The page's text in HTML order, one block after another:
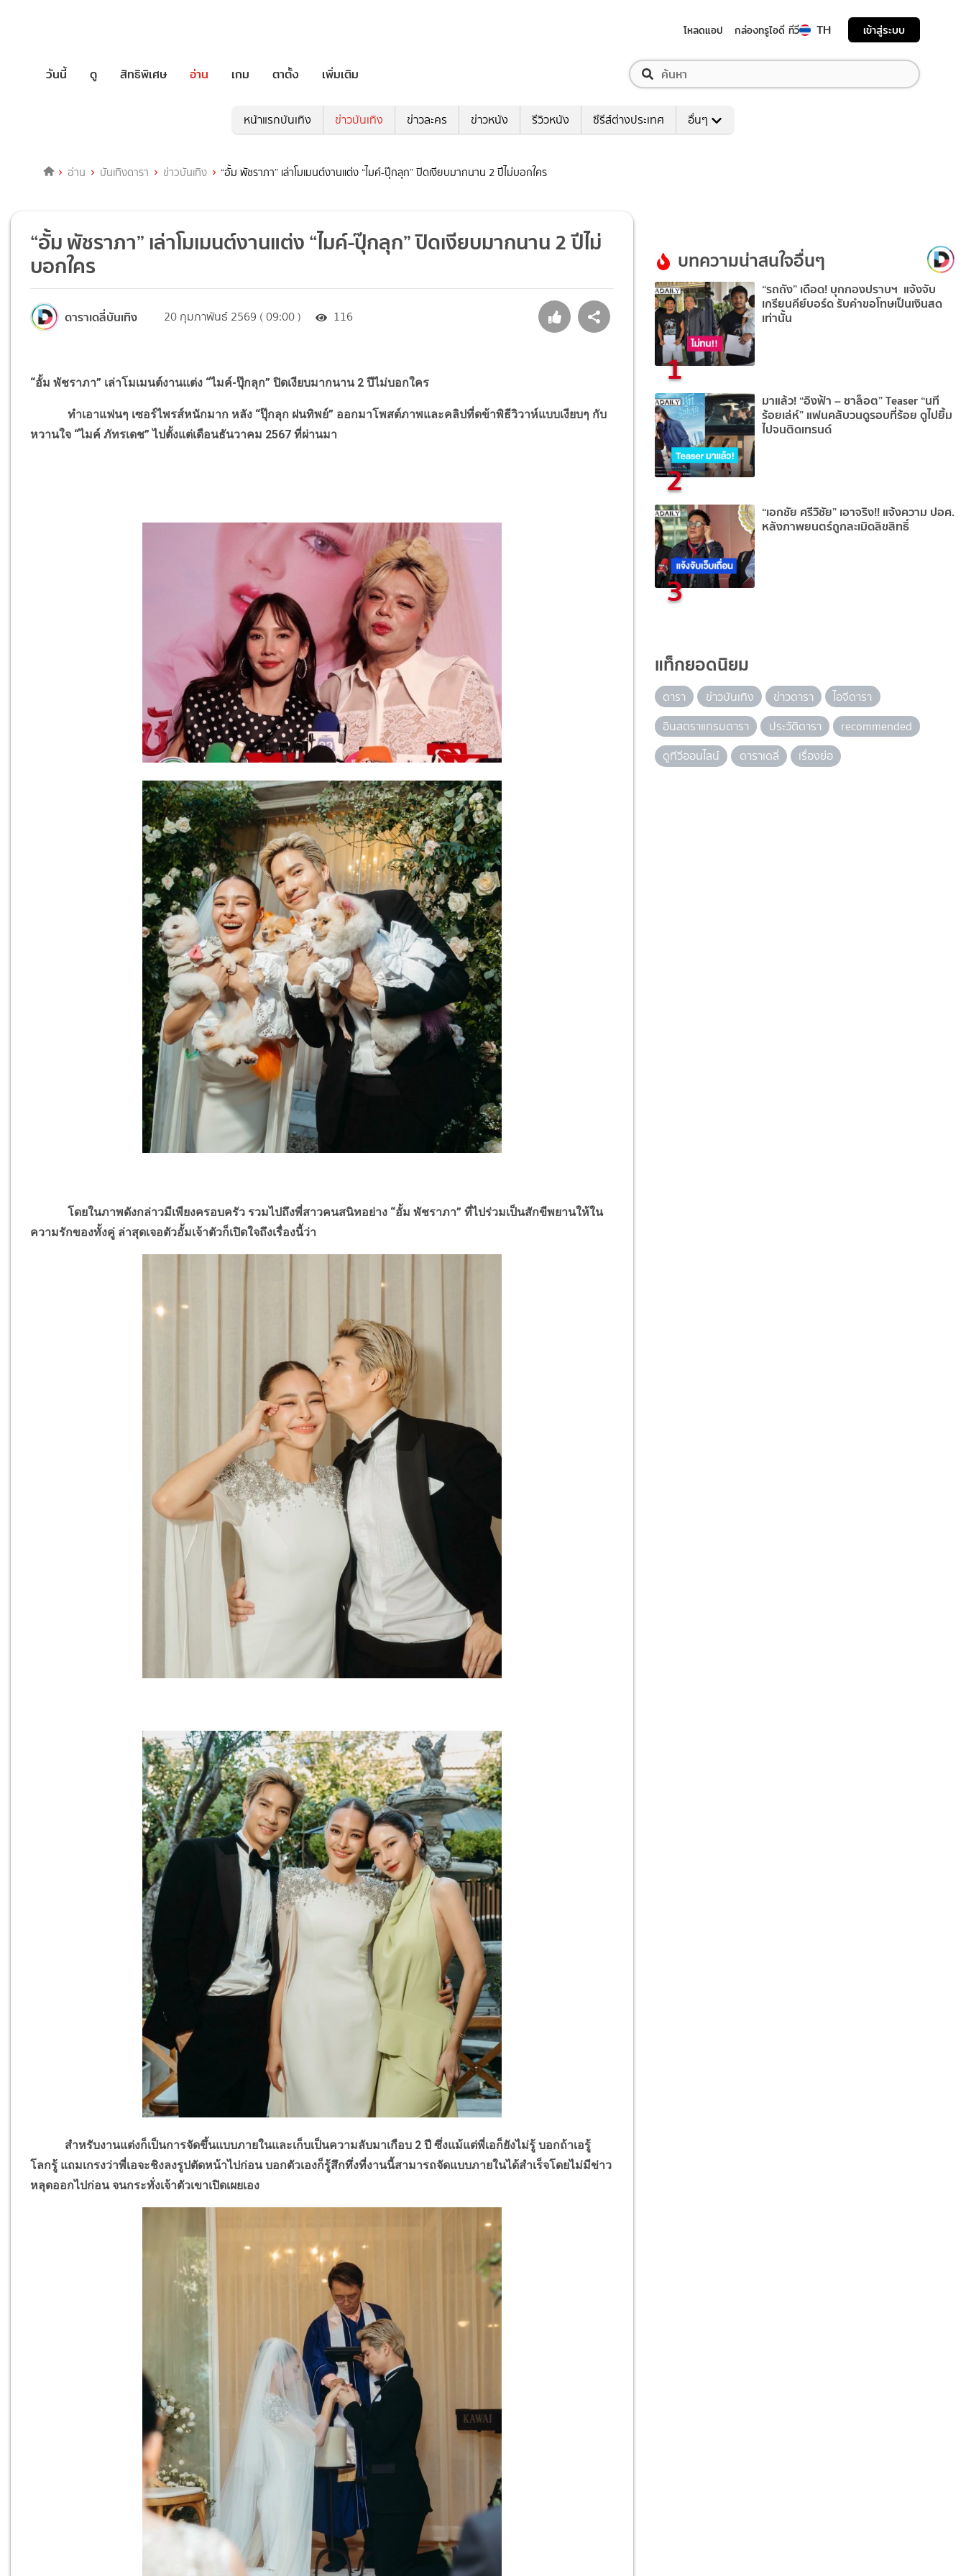
โหลดแอป กล่องทรูไอดี ทีวี TH เข้าสู่ระบบ
วันนี้ ดู สิทธิพิเศษ อ่าน เกม ตาตั้ง เพิ่มเติม
หน้าแรกบันเทิง ข่าวบันเทิง ข่าวละคร ข่าวหนัง รีวิวหนัง ซีรีส์ต่างประเทศ อื่นๆ
อ่าน บันเทิงดารา ข่าวบันเทิง “อั้ม พัชราภา” เล่าโมเมนต์งานแต่ง “ไมค์-ปุ๊กลุก” ปิดเงียบมากนาน 2 ปีไม่บอกใคร
“อั้ม พัชราภา” เล่าโมเมนต์งานแต่ง “ไมค์-ปุ๊กลุก” ปิดเงียบมากนาน 2 ปีไม่
บอกใคร
ดาราเดลี่บันเทิง 20 กุมภาพันธ์ 2569 ( 09:00 ) 116
“อั้ม พัชราภา” เล่าโมเมนต์งานแต่ง “ไมค์-ปุ๊กลุก” ปิดเงียบมากนาน 2 ปีไม่บอกใคร
ทำเอาแฟนๆ เซอร์ไพรส์หนักมาก หลัง “ปุ๊กลุก ฝนทิพย์” ออกมาโพสต์ภาพและคลิปที่ดข้าพิธีวิวาห์แบบเงียบๆ กับ
หวานใจ “ไมค์ ภัทรเดช” ไปตั้งแต่เดือนธันวาคม 2567 ที่ผ่านมา
โดยในภาพดังกล่าวมีเพียงครอบครัว รวมไปถึงพี่สาวคนสนิทอย่าง “อั้ม พัชราภา” ที่ไปร่วมเป็นสักขีพยานให้ใน
ความรักของทั้งคู่ ล่าสุดเจอตัวอั้มเจ้าตัวก็เปิดใจถึงเรื่องนี้ว่า
สำหรับงานแต่งก็เป็นการจัดขึ้นแบบภายในและเก็บเป็นความลับมาเกือบ 2 ปี ซึ่งแม้แต่พี่เอก็ยังไม่รู้ บอกถ้าเอรู้
โลกรู้ แถมเกรงว่าพี่เอจะชิงลงรูปตัดหน้าไปก่อน บอกตัวเองก็รู้สึกทึ่งที่งานนี้สามารถจัดแบบภายในได้สำเร็จโดยไม่มีข่าว
หลุดออกไปก่อน จนกระทั่งเจ้าตัวเขาเปิดเผยเอง
บทความน่าสนใจอื่นๆ
1
“รถถัง” เดือด! บุกกองปราบฯ แจ้งจับ
เกรียนคีย์บอร์ด รับคำขอโทษเป็นเงินสด
เท่านั้น
2
มาแล้ว! “อิงฟ้า – ชาล็อต” Teaser “นที
ร้อยเล่ห์” แฟนคลับวนดูรอบที่ร้อย ดูไปยิ้ม
ไปจนติดเทรนด์
3
“เอกชัย ศรีวิชัย” เอาจริง!! แจ้งความ ปอศ.
หลังภาพยนตร์ถูกละเมิดลิขสิทธิ์
แท็กยอดนิยม
ดารา ข่าวบันเทิง ข่าวดารา
ไอจีดารา
อินสตราแกรมดารา
ประวัติดารา
recommended
ดูทีวีออนไลน์
ดาราเดลี่ เรื่องย่อ